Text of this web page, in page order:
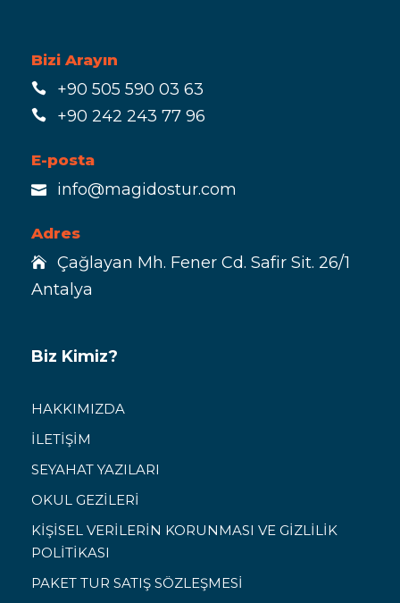
Bizi Arayın
+90 505 590 03 63
+90 242 243 77 96
E-posta
info@magidostur.com
Adres
Çağlayan Mh. Fener Cd. Safir Sit. 26/1
Antalya
Biz Kimiz?
HAKKIMIZDA
İLETİŞİM
SEYAHAT YAZILARI
OKUL GEZİLERİ
KİŞİSEL VERİLERİN KORUNMASI VE GİZLİLİK
POLİTİKASI
PAKET TUR SATIŞ SÖZLEŞMESİ